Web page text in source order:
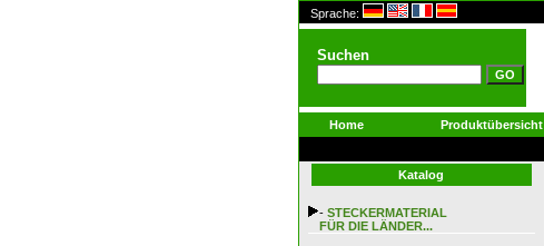
Sprache:
Suchen
Home Produktübersicht
Katalog
- STECKERMATERIAL
FÜR DIE LÄNDER...